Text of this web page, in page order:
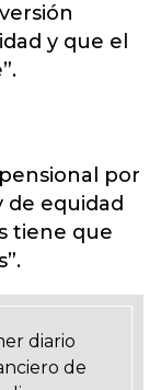
y que el
por
de equidad
tiene que
diario
de